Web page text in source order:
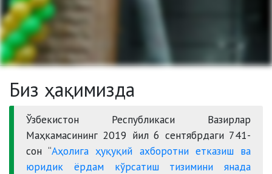
Биз ҳақимизда
Ўзбекистон Республикаси Вазирлар
Маҳкамасининг 2019 йил 6 сентябрдаги 741-
сон “Аҳолига ҳуқуқий ахборотни етказиш ва
юридик ёрдам кўрсатиш тизимини янада